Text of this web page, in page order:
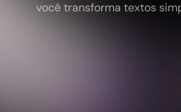
você transforma textos